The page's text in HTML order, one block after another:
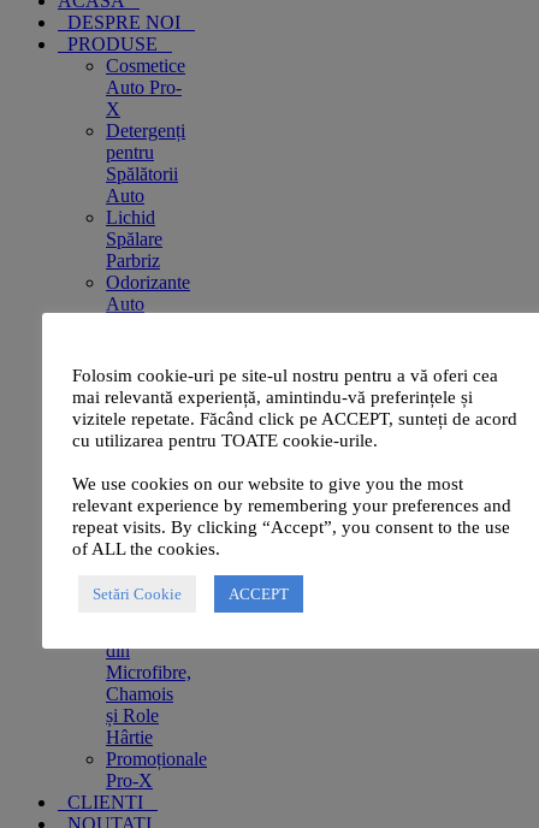
DESPRE NOI
PRODUSE
Cosmetice
Auto Pro-
X
Detergenți
pentru
Spălătorii
Auto
Lichid
Spălare
Parbriz
Odorizante
Auto
Pro-X
Industrial
Sisteme
Dozare și
Spumare
Aparate
de Spălat
Aspiratoare
Profesionale
și Piese de
din
Microfibre,
Chamois
și Role
Hârtie
Promoționale
Pro-X
CLIENTI
NOUTATI
Folosim cookie-uri pe site-ul nostru pentru a vă oferi cea
mai relevantă experiență, amintindu-vă preferințele și
vizitele repetate. Făcând click pe ACCEPT, sunteți de acord
cu utilizarea pentru TOATE cookie-urile.
We use cookies on our website to give you the most
relevant experience by remembering your preferences and
repeat visits. By clicking “Accept”, you consent to the use
of ALL the cookies.
Setări Cookie ACCEPT